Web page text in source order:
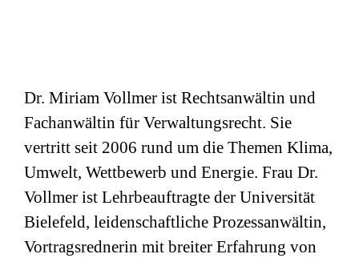
Dr. Miriam Vollmer ist Rechtsanwältin und
Fachanwältin für Verwaltungsrecht. Sie
vertritt seit 2006 rund um die Themen Klima,
Umwelt, Wettbewerb und Energie. Frau Dr.
Vollmer ist Lehrbeauftragte der Universität
Bielefeld, leidenschaftliche Prozessanwältin,
Vortragsrednerin mit breiter Erfahrung von